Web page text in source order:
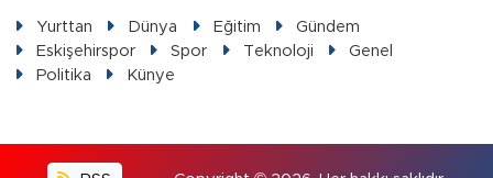
Yurttan Dünya Eğitim
Gündem
Eskişehirspor
Spor Teknoloji
Genel
Politika
Künye